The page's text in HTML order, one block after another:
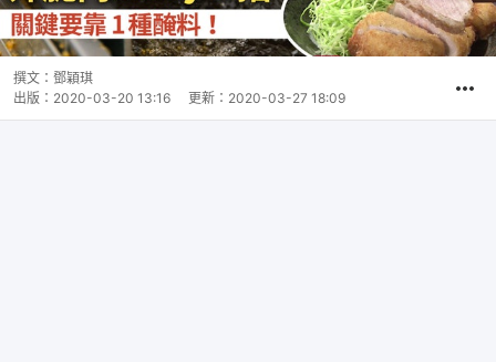
撰文： 鄧穎琪
出版： 2020-03-20 13:16 更新： 2020-03-27 18:09